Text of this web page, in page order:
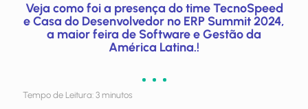
Veja como foi a presença do time TecnoSpeed
e Casa do Desenvolvedor no ERP Summit 2024,
a maior feira de Software e Gestão da
América Latina.!
Tempo de Leitura: 3 minutos